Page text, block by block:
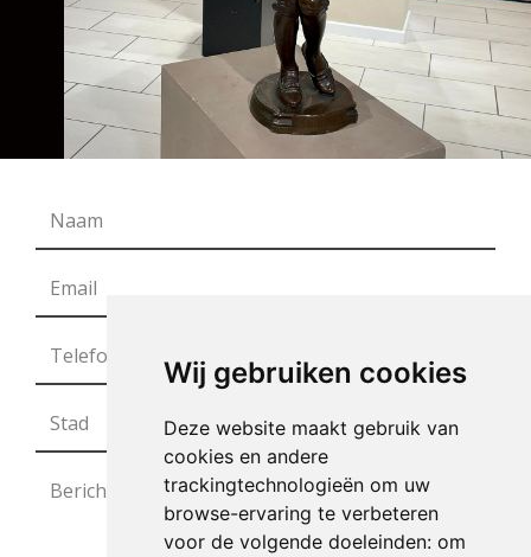
Wij gebruiken cookies
Deze website maakt gebruik van
cookies en andere
trackingtechnologieën om uw
browse-ervaring te verbeteren
voor de volgende doeleinden: om